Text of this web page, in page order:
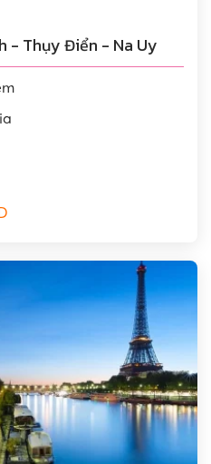
- Thụy Điển - Na Uy